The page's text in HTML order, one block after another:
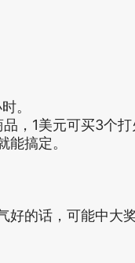
。
，1美元可买3个
能搞定。
好的话，可能中大